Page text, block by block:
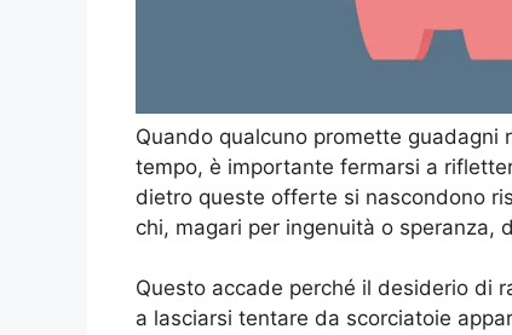
Quando qualcuno promette
tempo, è importante fermarsi a
dietro queste offerte si nascondono
chi, magari per ingenuità o speranza,
Questo accade perché il desiderio di
a lasciarsi tentare da scorciatoie